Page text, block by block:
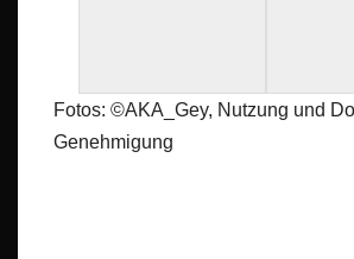
Fotos: ©AKA_Gey, Nutzung und
Genehmigung